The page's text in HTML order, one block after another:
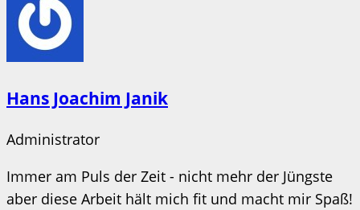
Hans Joachim Janik
Administrator
Immer am Puls der Zeit - nicht mehr der Jüngste
aber diese Arbeit hält mich fit und macht mir Spaß!